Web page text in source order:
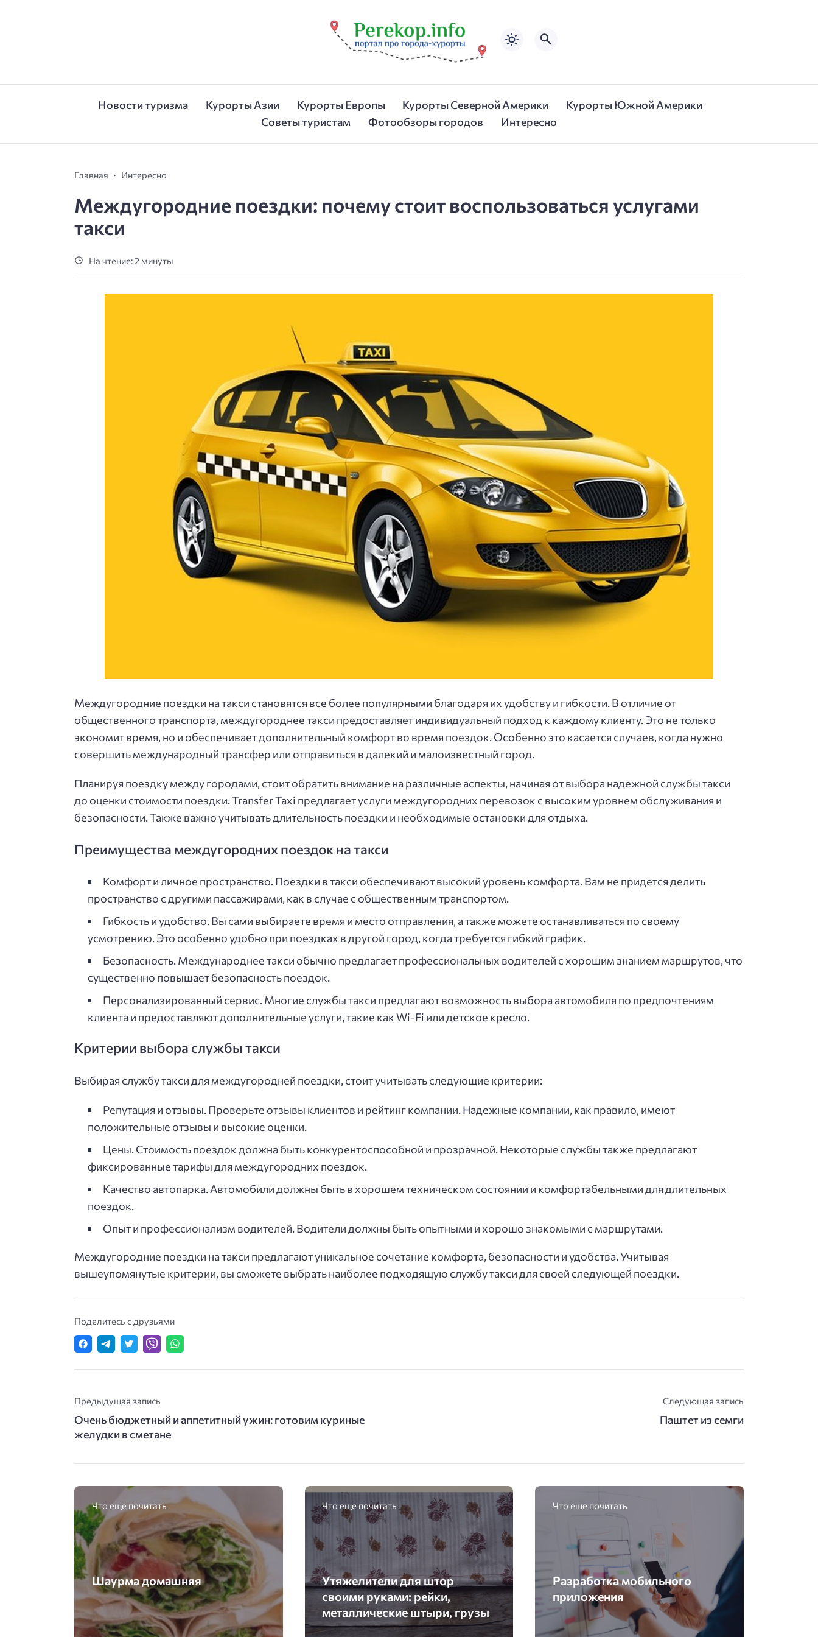
Новости туризма Курорты Азии Курорты Европы Курорты Северной Америки
Курорты Южной Америки
Советы туристам
Фотообзоры городов Интересно
Главная Интересно
Междугородние поездки: почему стоит воспользоваться услугами
такси
На чтение: 2 минуты
Междугородние поездки на такси становятся все более популярными благодаря их удобству и гибкости. В отличие от
общественного транспорта, междугороднее такси предоставляет индивидуальный подход к каждому клиенту. Это не только
экономит время, но и обеспечивает дополнительный комфорт во время поездок. Особенно это касается случаев, когда нужно
совершить международный трансфер или отправиться в далекий и малоизвестный город.
Планируя поездку между городами, стоит обратить внимание на различные аспекты, начиная от выбора надежной службы такси
до оценки стоимости поездки. Transfer Taxi предлагает услуги междугородних перевозок с высоким уровнем обслуживания и
безопасности. Также важно учитывать длительность поездки и необходимые остановки для отдыха.
Преимущества междугородних поездок на такси
Комфорт и личное пространство. Поездки в такси обеспечивают высокий уровень комфорта. Вам не придется делить
пространство с другими пассажирами, как в случае с общественным транспортом.
Гибкость и удобство. Вы сами выбираете время и место отправления, а также можете останавливаться по своему
усмотрению. Это особенно удобно при поездках в другой город, когда требуется гибкий график.
Безопасность. Международнее такси обычно предлагает профессиональных водителей с хорошим знанием маршрутов, что
существенно повышает безопасность поездок.
Персонализированный сервис. Многие службы такси предлагают возможность выбора автомобиля по предпочтениям
клиента и предоставляют дополнительные услуги, такие как Wi-Fi или детское кресло.
Критерии выбора службы такси
Выбирая службу такси для междугородней поездки, стоит учитывать следующие критерии:
Репутация и отзывы. Проверьте отзывы клиентов и рейтинг компании. Надежные компании, как правило, имеют
положительные отзывы и высокие оценки.
Цены. Стоимость поездок должна быть конкурентоспособной и прозрачной. Некоторые службы также предлагают
фиксированные тарифы для междугородних поездок.
Качество автопарка. Автомобили должны быть в хорошем техническом состоянии и комфортабельными для длительных
поездок.
Опыт и профессионализм водителей. Водители должны быть опытными и хорошо знакомыми с маршрутами.
Междугородние поездки на такси предлагают уникальное сочетание комфорта, безопасности и удобства. Учитывая
вышеупомянутые критерии, вы сможете выбрать наиболее подходящую службу такси для своей следующей поездки.
Поделитесь с друзьями
Предыдущая запись
Очень бюджетный и аппетитный ужин: готовим куриные
желудки в сметане
Следующая запись
Паштет из семги
Что еще почитать
Шаурма домашняя
Что еще почитать
Утяжелители для штор
своими руками: рейки,
металлические штыри, грузы
Что еще почитать
Разработка мобильного
приложения